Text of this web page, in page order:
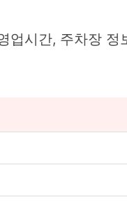
시간, 주차장 정